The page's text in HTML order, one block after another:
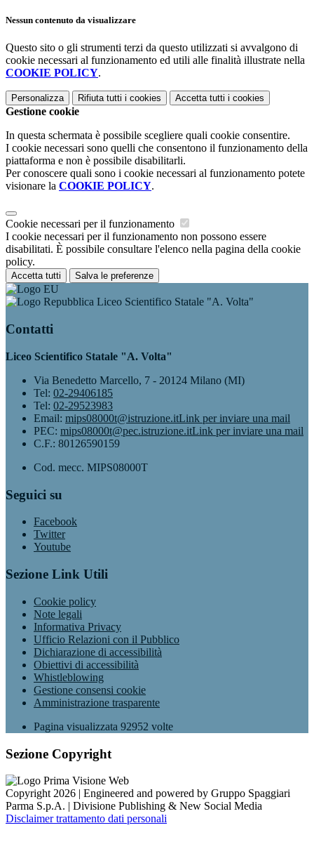
Nessun contenuto da visualizzare
Questo sito o gli strumenti terzi da questo utilizzati si avvalgono di
cookie necessari al funzionamento ed utili alle finalità illustrate nella
COOKIE POLICY.
Personalizza Rifiuta tutti i cookies Accetta tutti i cookies
Gestione cookie
In questa schermata è possibile scegliere quali cookie consentire.
I cookie necessari sono quelli che consentono il funzionamento della
piattaforma e non è possibile disabilitarli.
Per conoscere quali sono i cookie necessari al funzionamento potete
visionare la COOKIE POLICY.
Cookie necessari per il funzionamento
I cookie necessari per il funzionamento non possono essere
disabilitati. È possibile consultare l'elenco nella pagina della cookie
policy.
Accetta tutti Salva le preferenze
Liceo Scientifico Statale "A. Volta"
Contatti
Liceo Scientifico Statale "A. Volta"
Via Benedetto Marcello, 7 - 20124 Milano (MI)
Tel: 02-29406185
Tel: 02-29523983
Email: mips08000t@istruzione.itLink per inviare una mail
PEC: mips08000t@pec.istruzione.itLink per inviare una mail
C.F.: 80126590159
Cod. mecc. MIPS08000T
Seguici su
Facebook
Twitter
Youtube
Sezione Link Utili
Cookie policy
Note legali
Informativa Privacy
Ufficio Relazioni con il Pubblico
Dichiarazione di accessibilità
Obiettivi di accessibilità
Whistleblowing
Gestione consensi cookie
Amministrazione trasparente
Pagina visualizzata 92952 volte
Sezione Copyright
Copyright 2026 | Engineered and powered by Gruppo Spaggiari
Parma S.p.A. | Divisione Publishing & New Social Media
Disclaimer trattamento dati personali